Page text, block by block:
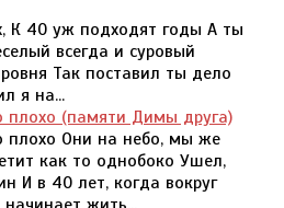
К 40 уж подходят годы А ты
всегда и суровый
Так поставил ты дело
я на...
плохо (памяти Димы друга)
плохо Они на небо, мы же
как то однобоко Ушел,
И в 40 лет, когда вокруг